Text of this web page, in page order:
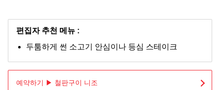
편집자 추천 메뉴 :
두툼하게 썬 소고기 안심이나 등심 스테이크
예약하기 ▶ 철판구이 니조